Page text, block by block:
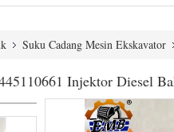
Suku Cadang Mesin Ekskavator
Injektor Diesel